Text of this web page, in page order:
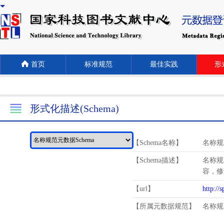
首页 标准规范 最佳实践 形
形式化描述(Schema)
【Schema名称】 名称规
【Schema描述】
名称
容，
【url】 http://
【所属元数据规范】 名称